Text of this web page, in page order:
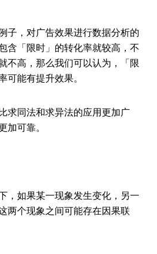
子，对广告效果进行数据分析的
含「限时」的转化率就较高，不
不高，那么我们可以认为，「限
可能有提升效果。
求同法和求异法的应用更加广
加可靠。
，如果某一现象发生变化，另一
两个现象之间可能存在因果联